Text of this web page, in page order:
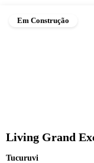
Em Construção
Living Grand
Tucuruvi